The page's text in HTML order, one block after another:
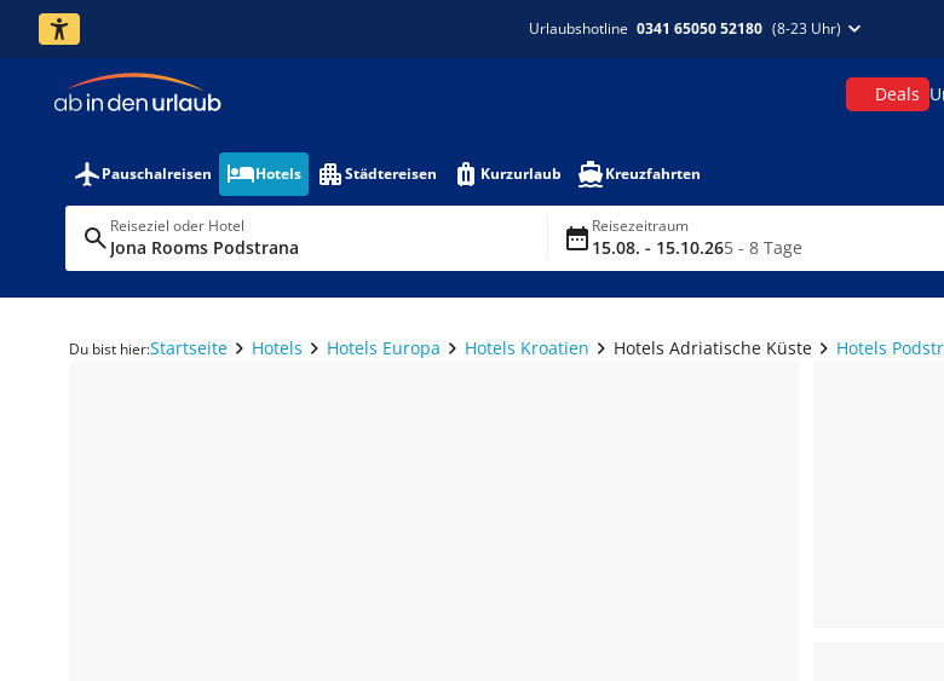
Urlaubshotline 0341 65050 52180 (8-23 Uhr)
Deals
Pauschalreisen Hotels Städtereisen Kurzurlaub Kreuzfahrten
Reiseziel oder Hotel
Jona Rooms Podstrana
Reisezeitraum
15.08. - 15.10.265 - 8 Tage
Du bist hier:Startseite Hotels Hotels Europa Hotels Kroatien Hotels Adriatische Küste Hotels